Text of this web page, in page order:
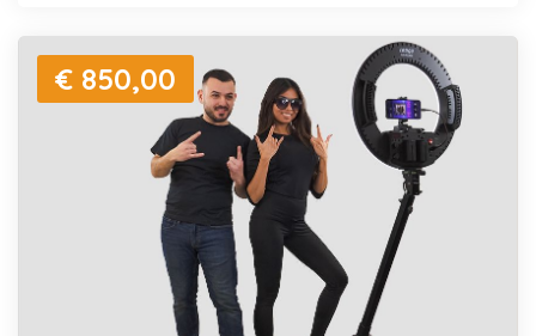
€ 850,00